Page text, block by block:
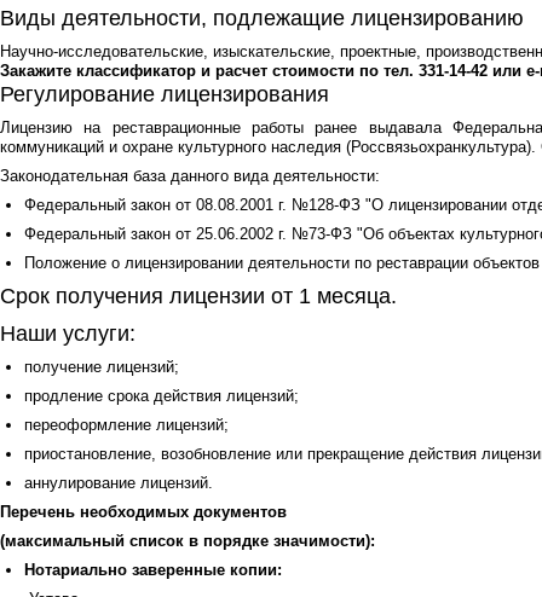
Виды деятельности, подлежащие лицензированию
Научно-исследовательские, изыскательские, проектные,
Закажите классификатор и расчет стоимости по тел. 331-14-42 или
Регулирование лицензирования
Лицензию на реставрационные работы ранее выдавала
коммуникаций и охране культурного наследия
Законодательная база данного вида деятельности:
Федеральный закон от 08.08.2001 г. №128-ФЗ "О лицензировании
Федеральный закон от 25.06.2002 г. №73-ФЗ "Об объектах
Положение о лицензировании деятельности по реставрации
Срок получения лицензии от 1 месяца.
Наши услуги:
получение лицензий;
продление срока действия лицензий;
переоформление лицензий;
приостановление, возобновление или прекращение действия
аннулирование лицензий.
Перечень необходимых документов
(максимальный список в порядке значимости):
Нотариально заверенные копии: